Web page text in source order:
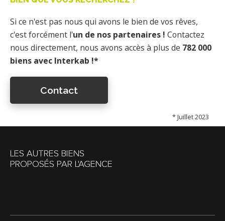
Si ce n'est pas nous qui avons le bien de vos rêves,
c'est forcément l'un de nos partenaires ! Contactez
nous directement, nous avons accès à plus de 782 000
biens avec Interkab !*
Contact
* Juillet 2023
LES AUTRES BIENS
PROPOSÉS PAR L'AGENCE